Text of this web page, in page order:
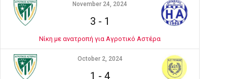
November 24, 2024
3 - 1
Νίκη με ανατροπή για Αγροτικό Αστέρα
October 2, 2024
1 - 4